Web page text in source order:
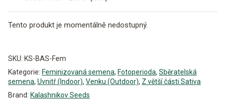
Tento produkt je momentálně nedostupný.
SKU: KS-BAS-Fem
Kategorie: Feminizovaná semena, Fotoperioda, Sběratelská
semena, Uvnitř (Indoor), Venku (Outdoor), Z větší části Sativa
Brand: Kalashnikov Seeds